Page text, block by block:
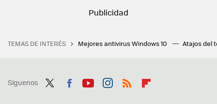
TEMAS DE INTERÉS Mejores antivirus Windows 10 Atajos del
Síguenos